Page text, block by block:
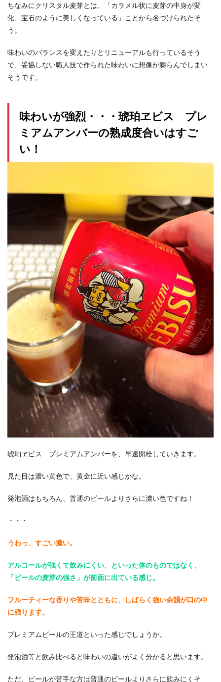
ちなみにクリスタル麦芽とは、「カラメル状に麦芽の中身が変
化、宝石のように美しくなっている」ことから名づけられたそ
う。
味わいのバランスを変えたりとリニューアルも行っているそう
で、妥協しない職人技で作られた味わいに想像が膨らんでしまい
そうです。
味わいが強烈・・・琥珀ヱビス プレ
ミアムアンバーの熟成度合いはすご
い！
琥珀ヱビス プレミアムアンバーを、早速開栓していきます。
見た目は濃い黄色で、黄金に近い感じかな。
発泡酒はもちろん、普通のビールよりさらに濃い色ですね！
・・・
うわっ、すごい濃い。
アルコールが強くて飲みにくい、といった体のものではなく、
「ビールの麦芽の強さ」が前面に出ている感じ。
フルーティーな香りや苦味とともに、しばらく強い余韻が口の中
に残ります。
プレミアムビールの王道といった感じでしょうか。
発泡酒等と飲み比べると味わいの違いがよく分かると思います。
ただ、ビールが苦手な方は普通のビールよりさらに飲みにくそ